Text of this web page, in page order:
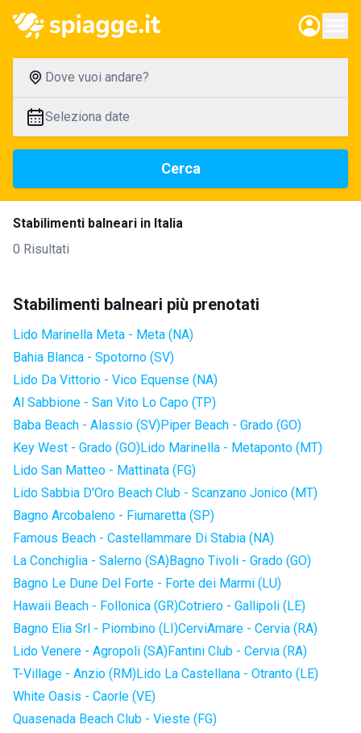
Dove vuoi andare?
Seleziona date
Cerca
Stabilimenti balneari in Italia
0 Risultati
Stabilimenti balneari più prenotati
Lido Marinella Meta - Meta (NA)
Bahia Blanca - Spotorno (SV)
Lido Da Vittorio - Vico Equense (NA)
Al Sabbione - San Vito Lo Capo (TP)
Baba Beach - Alassio (SV)Piper Beach - Grado (GO)
Key West - Grado (GO)Lido Marinella - Metaponto (MT)
Lido San Matteo - Mattinata (FG)
Lido Sabbia D'Oro Beach Club - Scanzano Jonico (MT)
Bagno Arcobaleno - Fiumaretta (SP)
Famous Beach - Castellammare Di Stabia (NA)
La Conchiglia - Salerno (SA)Bagno Tivoli - Grado (GO)
Bagno Le Dune Del Forte - Forte dei Marmi (LU)
Hawaii Beach - Follonica (GR)Cotriero - Gallipoli (LE)
Bagno Elia Srl - Piombino (LI)CerviAmare - Cervia (RA)
Lido Venere - Agropoli (SA)Fantini Club - Cervia (RA)
T-Village - Anzio (RM)Lido La Castellana - Otranto (LE)
White Oasis - Caorle (VE)
Quasenada Beach Club - Vieste (FG)